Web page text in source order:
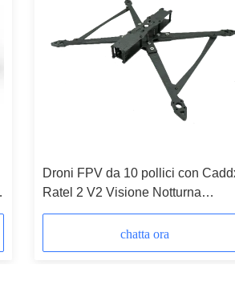
Droni FPV da 10 pollici con
Ratel 2 V2 Visione Notturna
Antenna Cherry II Ricevitore
HappyModel Stack-SpeedyBeeV3
chatta ora